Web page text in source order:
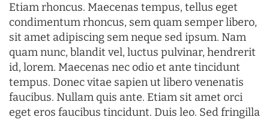
Etiam rhoncus. Maecenas tempus, tellus eget
condimentum rhoncus, sem quam semper libero,
sit amet adipiscing sem neque sed ipsum. Nam
quam nunc, blandit vel, luctus pulvinar, hendrerit
id, lorem. Maecenas nec odio et ante tincidunt
tempus. Donec vitae sapien ut libero venenatis
faucibus. Nullam quis ante. Etiam sit amet orci
eget eros faucibus tincidunt. Duis leo. Sed fringilla